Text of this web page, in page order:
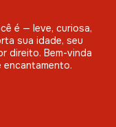
é — leve, curiosa,
sua idade, seu
direito. Bem-vinda